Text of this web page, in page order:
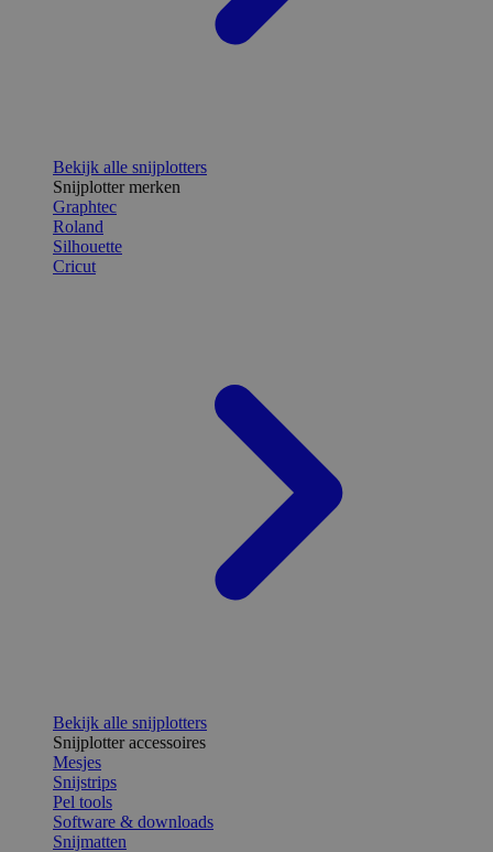
Bekijk alle snijplotters
Snijplotter merken
Graphtec
Roland
Silhouette
Cricut
Bekijk alle snijplotters
Snijplotter accessoires
Mesjes
Snijstrips
Pel tools
Software & downloads
Snijmatten